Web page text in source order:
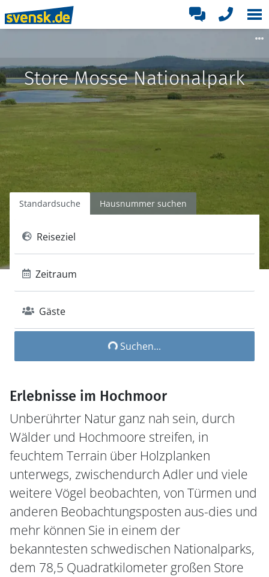
Store Mosse Nationalpark
Standardsuche Hausnummer suchen
Reiseziel
Zeitraum
Gäste
Suchen...
Erlebnisse im Hochmoor
Unberührter Natur ganz nah sein, durch
Wälder und Hochmoore streifen, in
feuchtem Terrain über Holzplanken
unterwegs, zwischendurch Adler und viele
weitere Vögel beobachten, von Türmen und
anderen Beobachtungsposten aus-dies und
mehr können Sie in einem der
bekanntesten schwedischen Nationalparks,
dem 78,5 Quadratkilometer großen Store